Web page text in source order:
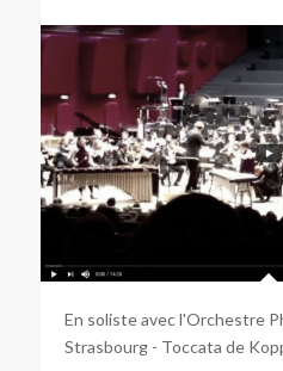
En soliste avec l'Orchestre
Strasbourg - Toccata de